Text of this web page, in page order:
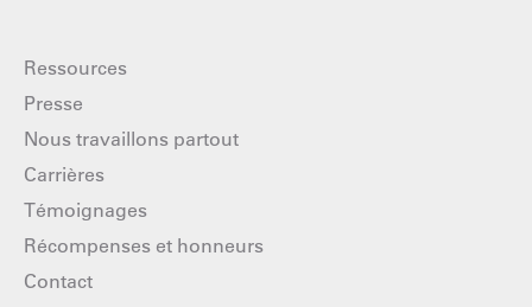
Ressources
Presse
Nous travaillons partout
Carrières
Témoignages
Récompenses et honneurs
Contact